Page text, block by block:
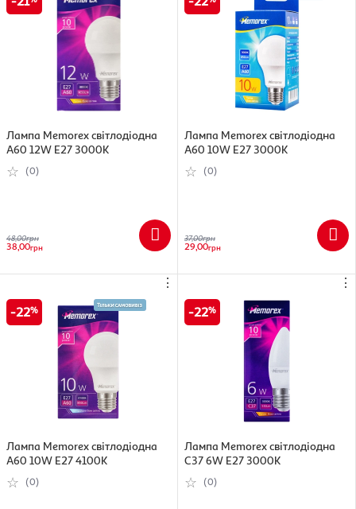
Лампа Memorex світлодіодна
A60 12W E27 3000K
(0)
48,00грн
38,00грн
Лампа Memorex світлодіодна
A60 10W E27 3000K
(0)
37,00грн
29,00грн
⋮
22
Лампа Memorex світлодіодна
A60 10W E27 4100K
(0)
⋮
22
Лампа Memorex світлодіодна
C37 6W E27 3000K
(0)